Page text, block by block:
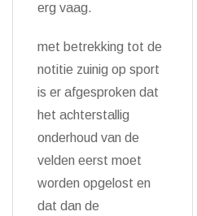
erg vaag.
met betrekking tot de
notitie zuinig op sport
is er afgesproken dat
het achterstallig
onderhoud van de
velden eerst moet
worden opgelost en
dat dan de